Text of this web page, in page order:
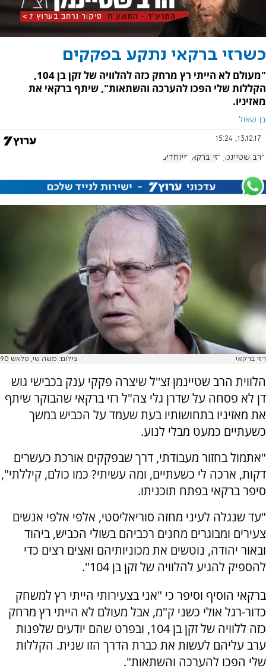
כשרזי ברקאי נתקע בפקקים
"מעולם לא הייתי רץ מרחק כזה להלוויה של זקן בן 104,
הקללות שלי הפכו להערכה והשתאות", שיתף ברקאי את
מאזיניו.
בן שאול
13.12.17, 15:24
הרב שטיינמן רזי ברקאי מיוחדים
רזי ברקאי צילום: משה שי, פלאש 90
הלווית הרב שטיינמן זצ''ל שיצרה פקקי ענק בכבישי גוש
דן לא פסחה על שדרן גלי צה"ל רזי ברקאי שהבוקר שיתף
את מאזיניו בתחושותיו בעת שעמד על הכביש במשך
כשעתיים כמעט מבלי לנוע.
"אתמול בחזור מעבודתי, דרך שבפקקים אורכת כעשרים
דקות, ארכה לי כשעתיים, ומה עשיתי? כמו כולם, קיללתי",
סיפר ברקאי בפתח תוכניתו.
"עד שנגלה לעיני מחזה סוריאליסטי, אלפי אלפי אנשים
צעירים ומבוגרים מחנים רכביהם בשולי הכביש, ביהוד
ובאור יהודה, נוטשים את מכוניותיהם ואצים רצים כדי
להספיק להגיע להלוויה של זקן בן 104".
ברקאי הוסיף וסיפר כי "אני בצעירותי הייתי רץ למשחק
כדור-רגל אולי כשני ק"מ, אבל מעולם לא הייתי רץ מרחק
כזה ללוויה של זקן בן 104, ובפרט שהם יודעים שלפנות
ערב עליהם לעשות את כברת הדרך הזו שנית. הקללות
שלי הפכו להערכה והשתאות".